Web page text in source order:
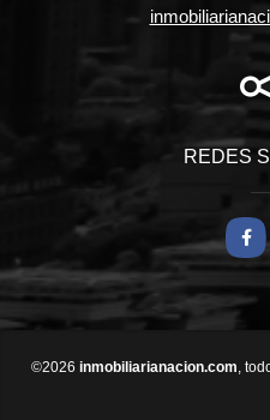
REDES
©2026 inmobiliarianacion.com,